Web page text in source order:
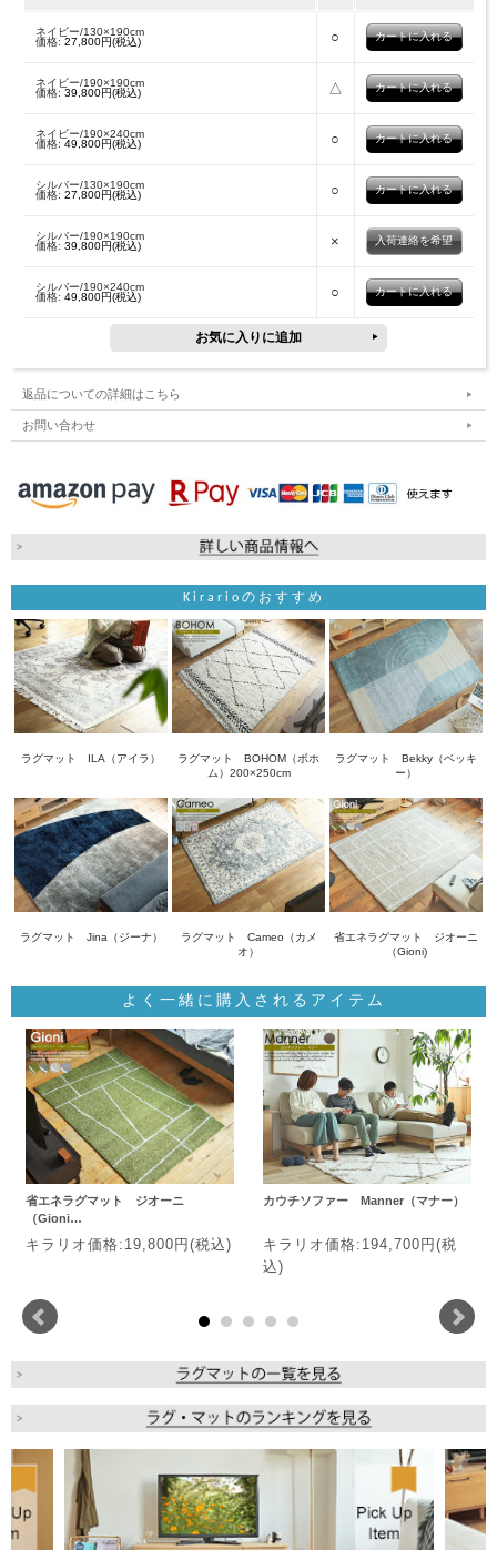
ネイビー/130×190cm
価格: 27,800円(税込) ○
ネイビー/190×190cm
価格: 39,800円(税込) △
ネイビー/190×240cm
価格: 49,800円(税込) ○
シルバー/130×190cm
価格: 27,800円(税込) ○
シルバー/190×190cm
価格: 39,800円(税込) × 入荷連絡を希望
シルバー/190×240cm
価格: 49,800円(税込) ○
返品についての詳細はこちら
お問い合わせ
Kirarioのおすすめ
ラグマット ILA（アイラ）
ラグマット BOHOM（ボホ
ム）200×250cm
ラグマット Bekky（ベッキ
ー）
ラグマット Jina（ジーナ）
ラグマット Cameo（カメ
オ）
省エネラグマット ジオーニ
（Gioni)
よく一緒に購入されるアイテム
省エネラグマット ジオーニ
（Gioni…
キラリオ価格:19,800円(税込)
カウチソファー Manner（マナー）
キラリオ価格:194,700円(税
込)